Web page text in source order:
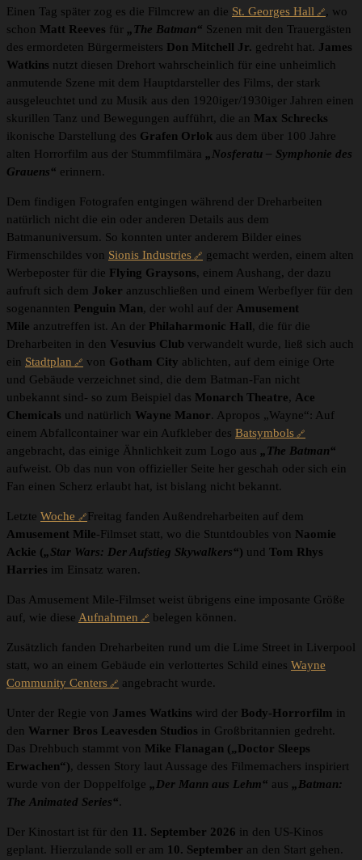
Einen Tag später zog es die Filmcrew an die St. Georges Hall
, wo
schon Matt Reeves für „The Batman“ Szenen mit den Trauergästen
des ermordeten Bürgermeisters Don Mitchell Jr. gedreht hat. James
Watkins nutzt diesen Drehort wahrscheinlich für eine unheimlich
anmutende Szene mit dem Hauptdarsteller des Films, der stark
ausgeleuchtet und zu Musik aus den 1920iger/1930iger Jahren einen
skurillen Tanz und Bewegungen aufführt, die an Max Schrecks
ikonische Darstellung des Grafen Orlok aus dem über 100 Jahre
alten Horrorfilm aus der Stummfilmära „Nosferatu – Symphonie des
Grauens“ erinnern.
Dem findigen Fotografen entgingen während der Dreharbeiten
natürlich nicht die ein oder anderen Details aus dem
Batmanuniversum. So konnten unter anderem Bilder eines
Firmenschildes von Sionis Industries
gemacht werden, einem alten
Werbeposter für die Flying Graysons, einem Aushang, der dazu
aufruft sich dem Joker anzuschließen und einem Werbeflyer für den
sogenannten Penguin Man, der wohl auf der Amusement
Mile anzutreffen ist. An der Philaharmonic Hall, die für die
Dreharbeiten in den Vesuvius Club verwandelt wurde, ließ sich auch
ein Stadtplan von Gotham City ablichten, auf dem einige Orte
und Gebäude verzeichnet sind, die dem Batman-Fan nicht
unbekannt sind- so zum Beispiel das Monarch Theatre, Ace
Chemicals und natürlich Wayne Manor. Apropos „Wayne“: Auf
einem Abfallcontainer war ein Aufkleber des Batsymbols
angebracht, das einige Ähnlichkeit zum Logo aus „The Batman“
aufweist. Ob das nun von offizieller Seite her geschah oder sich ein
Fan einen Scherz erlaubt hat, ist bislang nicht bekannt.
Letzte Woche
Freitag fanden Außendreharbeiten auf dem
Amusement Mile-Filmset statt, wo die Stuntdoubles von Naomie
Ackie („Star Wars: Der Aufstieg Skywalkers“) und Tom Rhys
Harries im Einsatz waren.
Das Amusement Mile-Filmset weist übrigens eine imposante Größe
auf, wie diese Aufnahmen belegen können.
Zusätzlich fanden Dreharbeiten rund um die Lime Street in Liverpool
statt, wo an einem Gebäude ein verlottertes Schild eines Wayne
Community Centers
angebracht wurde.
Unter der Regie von James Watkins wird der Body-Horrorfilm in
den Warner Bros Leavesden Studios in Großbritannien gedreht.
Das Drehbuch stammt von Mike Flanagan („Doctor Sleeps
Erwachen“), dessen Story laut Aussage des Filmemachers inspiriert
wurde von der Doppelfolge „Der Mann aus Lehm“ aus „Batman:
The Animated Series“.
Der Kinostart ist für den 11. September 2026 in den US-Kinos
geplant. Hierzulande soll er am 10. September an den Start gehen.